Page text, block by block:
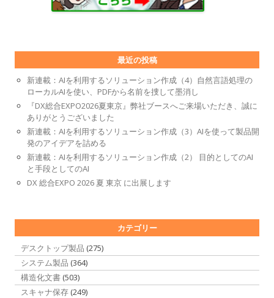
最近の投稿
新連載：AIを利用するソリューション作成（4）自然言語処理の
ローカルAIを使い、PDFから名前を捜して墨消し
『DX総合EXPO2026夏東京』弊社ブースへご来場いただき、誠に
ありがとうございました
新連載：AIを利用するソリューション作成（3）AIを使って製品開
発のアイデアを詰める
新連載：AIを利用するソリューション作成（2） 目的としてのAI
と手段としてのAI
DX 総合EXPO 2026 夏 東京 に出展します
カテゴリー
デスクトップ製品 (275)
システム製品 (364)
構造化文書 (503)
スキャナ保存 (249)